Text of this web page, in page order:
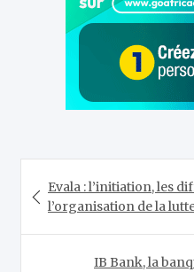
de
l’article
Evala : l’initiation, les
l’organisation de la
IB Bank, la